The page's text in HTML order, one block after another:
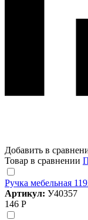
Добавить в
Товар в сравнении
Ручка мебельная
Артикул: У40357
146 Р